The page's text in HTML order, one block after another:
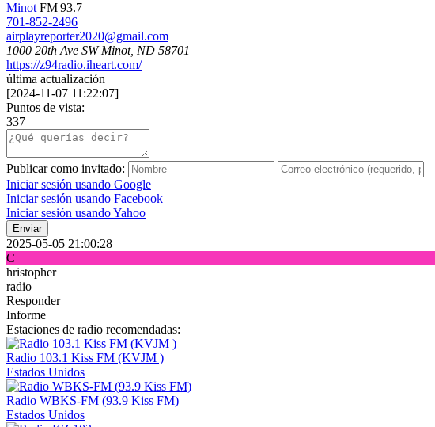
Minot FM|93.7
701-852-2496
airplayreporter2020@gmail.com
1000 20th Ave SW Minot, ND 58701
https://z94radio.iheart.com/
última actualización
[2024-11-07 11:22:07]
Puntos de vista:
337
Publicar como invitado:
Iniciar sesión usando Google
Iniciar sesión usando Facebook
Iniciar sesión usando Yahoo
Enviar
2025-05-05 21:00:28
C
hristopher
radio
Responder
Informe
Estaciones de radio recomendadas:
Radio 103.1 Kiss FM (KVJM )
Estados Unidos
Radio WBKS-FM (93.9 Kiss FM)
Estados Unidos